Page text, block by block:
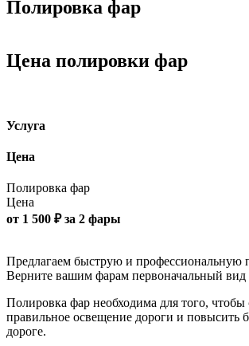
Полировка фар
Цена полировки фар
Услуга
Цена
Полировка фар
Цена
от 1 500 ₽ за 2 фары
Предлагаем быструю и профессиональную
Верните вашим фарам первоначальный вид
Полировка фар необходима для того, чтобы
правильное освещение дороги и повысить
дороге.